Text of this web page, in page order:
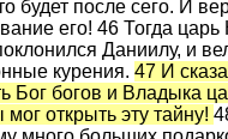
будет после сего. И
его! 46 Тогда
Даниилу, и
курения. 47 И
Бог богов и Владыка
мог открыть эту тайну!